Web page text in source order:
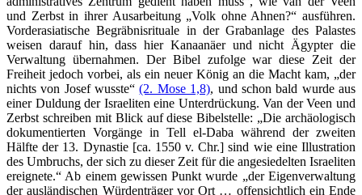
und Zerbst in ihrer Ausarbeitung „Volk ohne Ahnen?“ ausführen.
Vorderasiatische Begräbnisrituale in der Grabanlage des Palastes
weisen darauf hin, dass hier Kanaanäer und nicht Ägypter die
Verwaltung übernahmen. Der Bibel zufolge war diese Zeit der
Freiheit jedoch vorbei, als ein neuer König an die Macht kam, „der
nichts von Josef wusste“(2. Mose 1,8), und schon bald wurde aus
einer Duldung der Israeliten eine Unterdrückung. Van der Veen und
Zerbst schreiben mit Blick auf diese Bibelstelle: „Die archäologisch
dokumentierten Vorgänge in Tell el-Daba während der zweiten
Hälfte der 13. Dynastie [ca. 1550 v. Chr.] sind wie eine Illustration
des Umbruchs, der sich zu dieser Zeit für die angesiedelten Israeliten
ereignete.“ Ab einem gewissen Punkt wurde „der Eigenverwaltung
der ausländischen Würdenträger vor Ort … offensichtlich ein Ende